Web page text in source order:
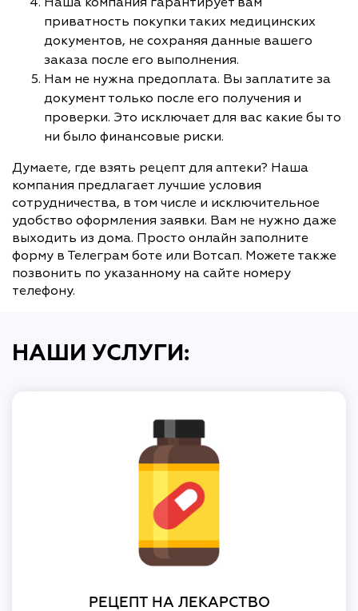
приватность покупки таких медицинских
документов, не сохраняя данные вашего
заказа после его выполнения.
Нам не нужна предоплата. Вы заплатите за
документ только после его получения и
проверки. Это исключает для вас какие бы то
ни было финансовые риски.
Думаете, где взять рецепт для аптеки? Наша
компания предлагает лучшие условия
сотрудничества, в том числе и исключительное
удобство оформления заявки. Вам не нужно даже
выходить из дома. Просто онлайн заполните
форму в Телеграм боте или Вотсап. Можете также
позвонить по указанному на сайте номеру
телефону.
НАШИ УСЛУГИ:
РЕЦЕПТ НА ЛЕКАРСТВО